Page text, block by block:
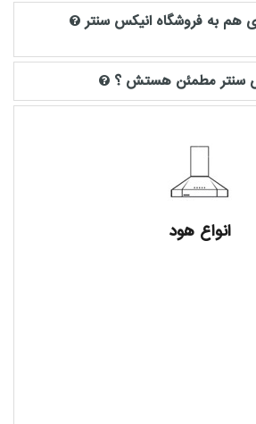
هم به فروشگاه انیکس سنتر
سنتر مطمئن هستش ؟
انواع هود